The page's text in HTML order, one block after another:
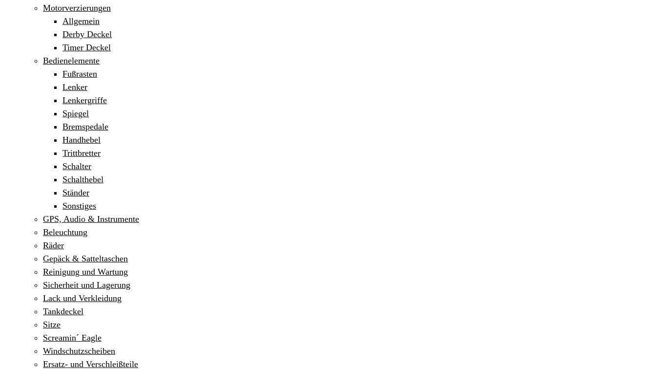
Motorverzierungen
Allgemein
Derby Deckel
Timer Deckel
Bedienelemente
Fußrasten
Lenker
Lenkergriffe
Spiegel
Bremspedale
Handhebel
Trittbretter
Schalter
Schalthebel
Ständer
Sonstiges
GPS, Audio & Instrumente
Beleuchtung
Räder
Gepäck & Satteltaschen
Reinigung und Wartung
Sicherheit und Lagerung
Lack und Verkleidung
Tankdeckel
Sitze
Screamin´ Eagle
Windschutzscheiben
Ersatz- und Verschleißteile